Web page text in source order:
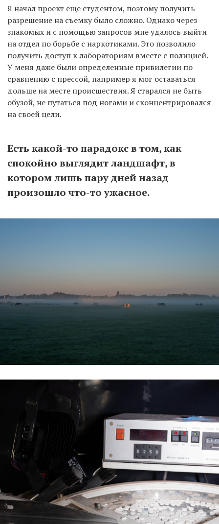
Я начал проект еще студентом, поэтому получить
разрешение на съемку было сложно. Однако через
знакомых и с помощью запросов мне удалось выйти
на отдел по борьбе с наркотиками. Это позволило
получить доступ к лабораториям вместе с полицией.
У меня даже были определенные привилегии по
сравнению с прессой, например я мог оставаться
дольше на месте происшествия. Я старался не быть
обузой, не путаться под ногами и сконцентрировался
на своей цели.
Есть какой-то парадокс в том, как
спокойно выглядит ландшафт, в
котором лишь пару дней назад
произошло что-то ужасное.